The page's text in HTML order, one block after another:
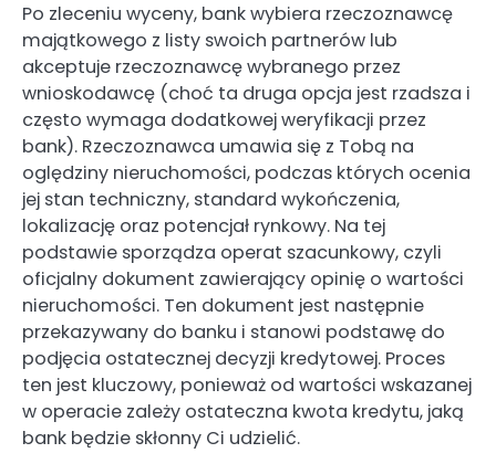
Po zleceniu wyceny, bank wybiera rzeczoznawcę
majątkowego z listy swoich partnerów lub
akceptuje rzeczoznawcę wybranego przez
wnioskodawcę (choć ta druga opcja jest rzadsza i
często wymaga dodatkowej weryfikacji przez
bank). Rzeczoznawca umawia się z Tobą na
oględziny nieruchomości, podczas których ocenia
jej stan techniczny, standard wykończenia,
lokalizację oraz potencjał rynkowy. Na tej
podstawie sporządza operat szacunkowy, czyli
oficjalny dokument zawierający opinię o wartości
nieruchomości. Ten dokument jest następnie
przekazywany do banku i stanowi podstawę do
podjęcia ostatecznej decyzji kredytowej. Proces
ten jest kluczowy, ponieważ od wartości wskazanej
w operacie zależy ostateczna kwota kredytu, jaką
bank będzie skłonny Ci udzielić.